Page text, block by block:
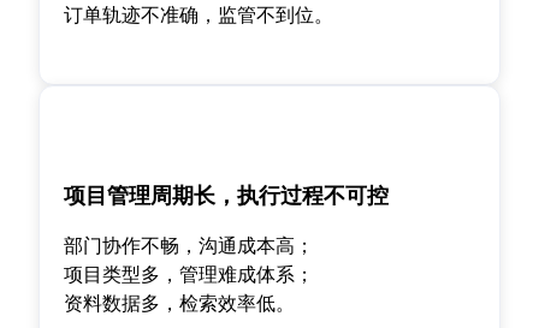
订单轨迹不准确，监管不到位。
项目管理周期长，执行过程不可控
部门协作不畅，沟通成本高；
项目类型多，管理难成体系；
资料数据多，检索效率低。